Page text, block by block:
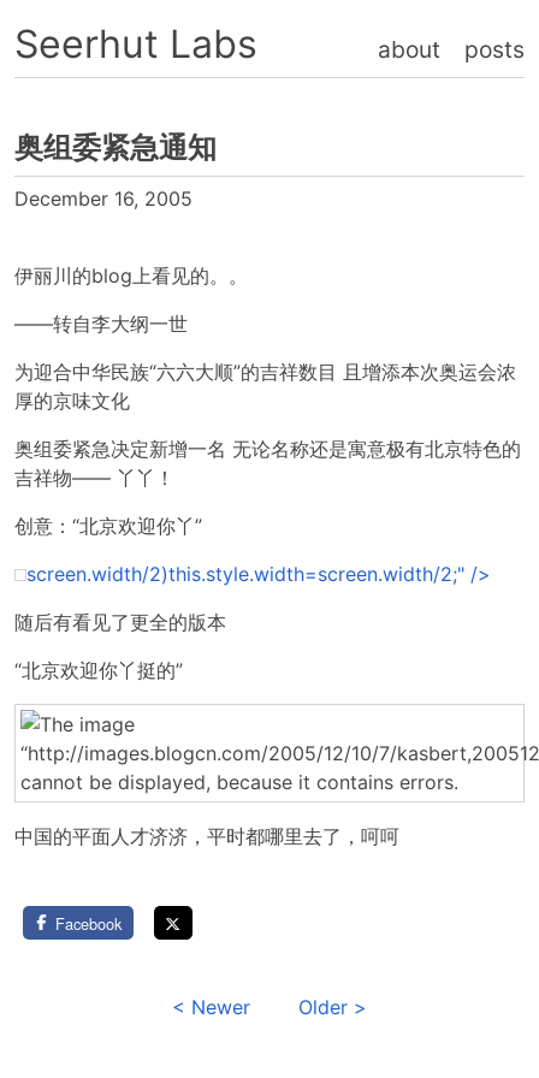
Seerhut Labs about posts
奥组委紧急通知
December 16, 2005
伊丽川的blog上看见的。。
——转自李大纲一世
为迎合中华民族“六六大顺”的吉祥数目 且增添本次奥运会浓
厚的京味文化
奥组委紧急决定新增一名 无论名称还是寓意极有北京特色的
吉祥物—— 丫丫！
创意：“北京欢迎你丫”
screen.width/2)this.style.width=screen.width/2;" />
随后有看见了更全的版本
“北京欢迎你丫挺的”
中国的平面人才济济，平时都哪里去了，呵呵
Facebook
< Newer Older >